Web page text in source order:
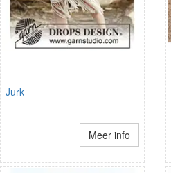
Jurk
Meer info